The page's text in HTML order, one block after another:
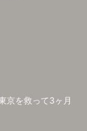
京を救って3ヶ月